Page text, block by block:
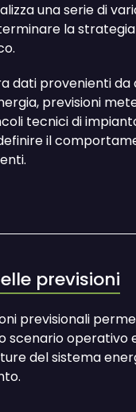
una serie di
la
dati provenienti
previsioni
tecnici di
il
previsioni
previsionali
scenario operativo
del sistema